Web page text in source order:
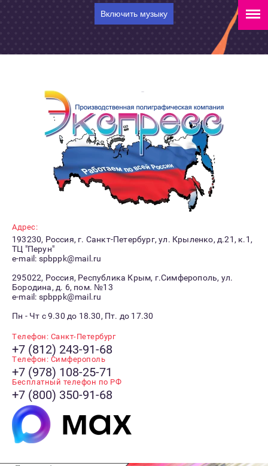
Включить музыку
Адрес:
193230, Россия, г. Санкт-Петербург, ул. Крыленко, д.21, к.1,
ТЦ "Перун"
e-mail: spbppk@mail.ru
295022, Россия, Республика Крым, г.Симферополь, ул.
Бородина, д. 6, пом. №13
e-mail: spbppk@mail.ru
Пн - Чт с 9.30 до 18.30, Пт. до 17.30
Телефон: Санкт-Петербург
+7 (812) 243-91-68
Телефон: Симферополь
+7 (978) 108-25-71
Бесплатный телефон по РФ
+7 (800) 350-91-68